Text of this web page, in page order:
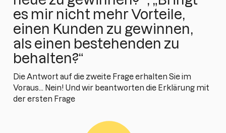
es mir nicht mehr Vorteile,
einen Kunden zu gewinnen,
als einen bestehenden zu
behalten?“
Die Antwort auf die zweite Frage erhalten Sie im
Voraus... Nein! Und wir beantworten die Erklärung mit
der ersten Frage